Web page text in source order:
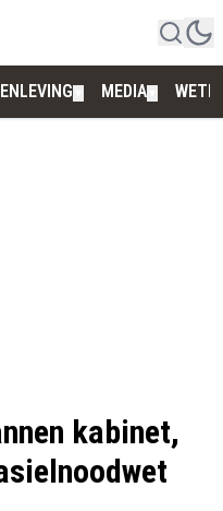
MEDIA
kabinet,